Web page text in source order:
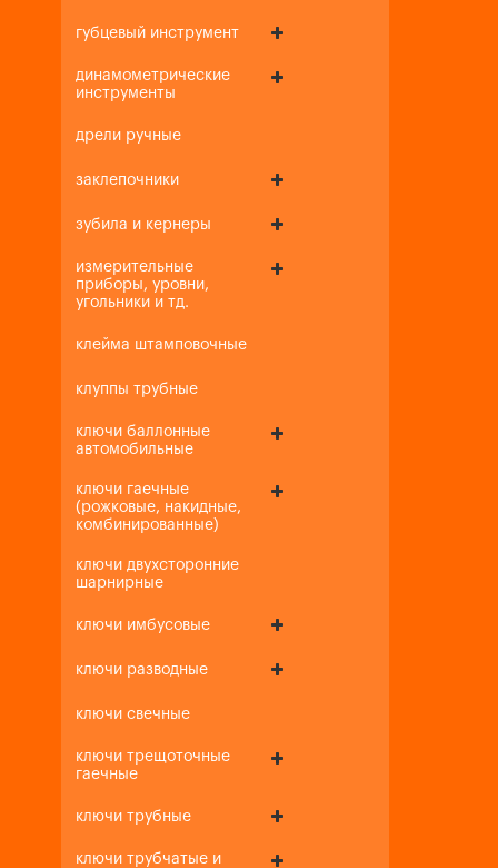
губцевый инструмент
динамометрические
инструменты
дрели ручные
заклепочники
зубила и кернеры
измерительные
приборы, уровни,
угольники и тд.
клейма штамповочные
клуппы трубные
ключи баллонные
автомобильные
ключи гаечные
(рожковые, накидные,
комбинированные)
ключи двухсторонние
шарнирные
ключи имбусовые
ключи разводные
ключи свечные
ключи трещоточные
гаечные
ключи трубные
ключи трубчатые и